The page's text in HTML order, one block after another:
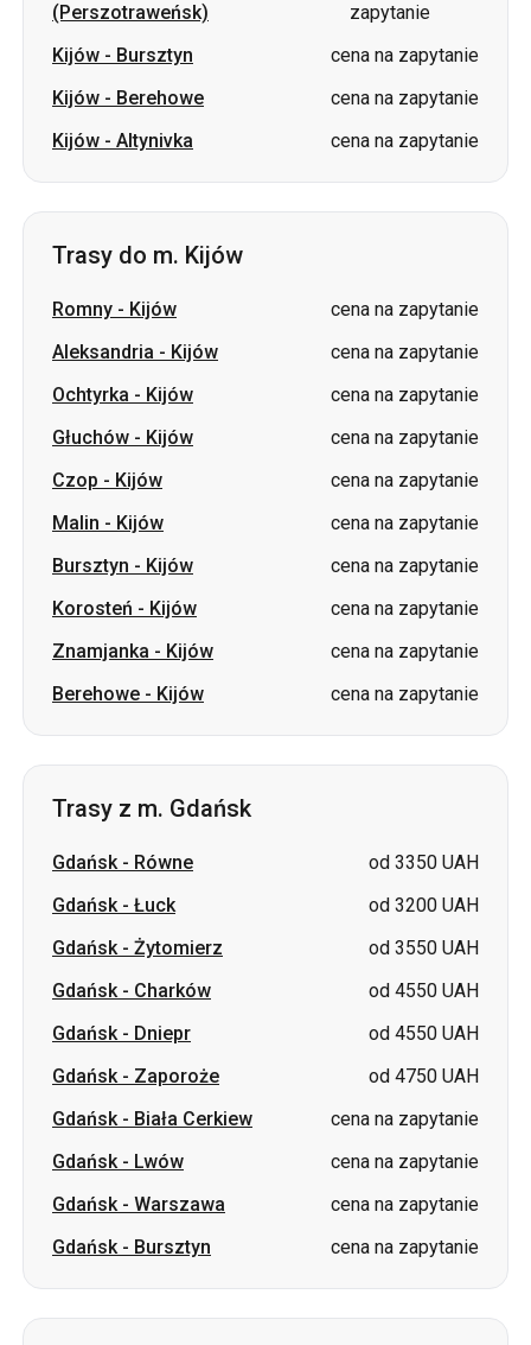
Kijów-Altynivka cena na zapytanie
Trasy do m. Kijów
Romny-Kijów
cena na zapytanie
Ochtyrka- Kijów
Głuchów-Kijów
cena na zapytanie
Czop-Kijów
cena na zapytanie
Malin-Kijów
cena na zapytanie
Bursztyn-Kijów
cena na zapytanie
Korosteń-Kijów
cena na zapytanie
Znamjanka-
cena na zapytanie
Berehowe-Kijów cena na zapytanie
Trasy z m. Gdańsk
Gdańsk-Równe
od 3350 UAH
Gdańsk - Żytomierz
Gdańsk-Charków
od 4550 UAH
Gdańsk-Dniepr
od 4550 UAH
Gdańsk-Zaporoże
od 4750 UAH
Gdańsk-Biała Cerkiew
cena na zapytanie
Gdańsk-Lwów
cena na zapytanie
Gdańsk-Warszawa
cena na zapytanie
Gdańsk-Bursztyn cena na zapytanie
Trasy do m. Gdańsk
Sumy-Gdańsk
od 4850 UAH